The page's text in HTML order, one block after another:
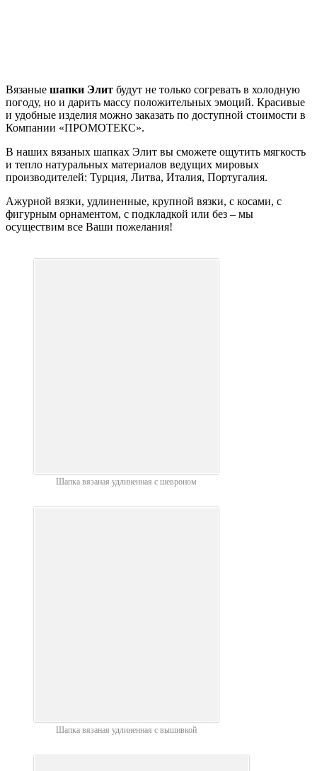
Вязаные шапки Элит будут не только согревать в холодную
погоду, но и дарить массу положительных эмоций. Красивые
и удобные изделия можно заказать по доступной стоимости в
Компании «ПРОМОТЕКС».
В наших вязаных шапках Элит вы сможете ощутить мягкость
и тепло натуральных материалов ведущих мировых
производителей: Турция, Литва, Италия, Португалия.
Ажурной вязки, удлиненные, крупной вязки, с косами, с
фигурным орнаментом, с подкладкой или без – мы
осуществим все Ваши пожелания!
Шапка вязаная удлиненная с шевроном
Шапка вязаная удлиненная с вышивкой